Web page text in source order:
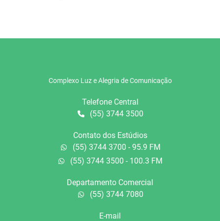
Complexo Luz e Alegria de Comunicação
Telefone Central
(55) 3744 3500
Contato dos Estúdios
(55) 3744 3700 - 95.9 FM
(55) 3744 3500 - 100.3 FM
Departamento Comercial
(55) 3744 7080
E-mail